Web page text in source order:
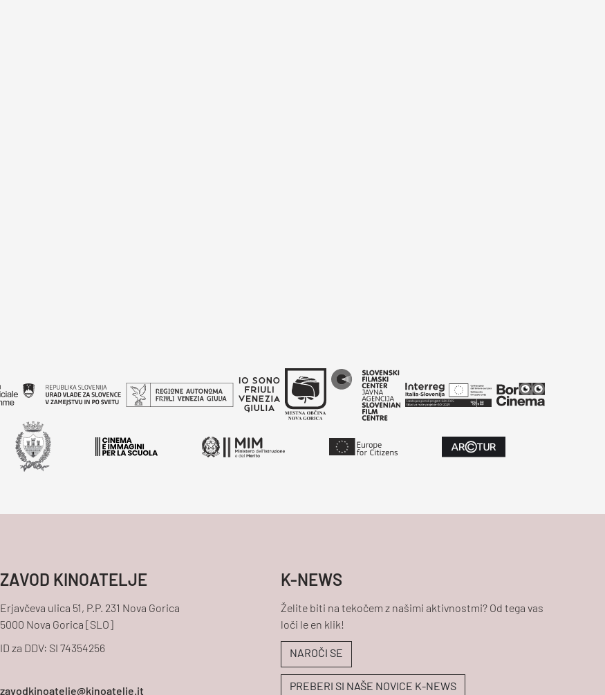
ZAVOD KINOATELJE
Erjavčeva ulica 51, P.P. 231 Nova Gorica
5000 Nova Gorica [SLO]
ID za DDV: SI 74354256
K-NEWS
Želite biti na tekočem z našimi aktivnostmi? Od tega vas
loči le en klik!
NAROČI SE
PREBERI SI NAŠE NOVICE K-NEWS